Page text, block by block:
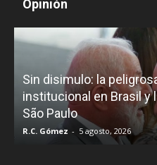
Opinión
Sin disimulo: la
institucional en Brasil y
São Paulo
R.C. Gómez - 5 agosto, 2026